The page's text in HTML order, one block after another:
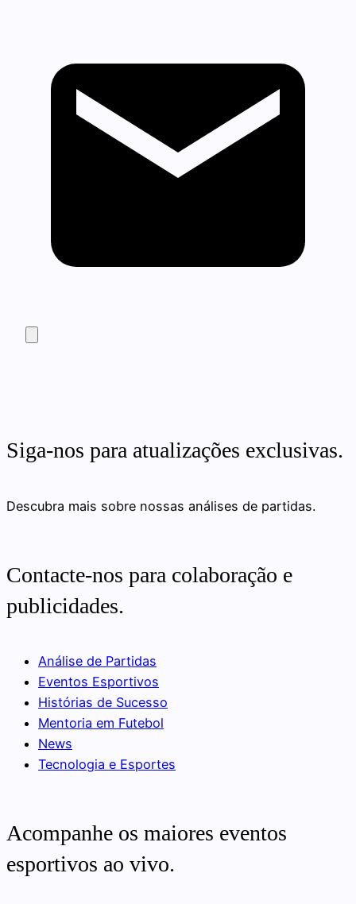
Siga-nos para atualizações exclusivas.
Descubra mais sobre nossas análises de partidas.
Contacte-nos para colaboração e
publicidades.
Análise de Partidas
Eventos Esportivos
Histórias de Sucesso
Mentoria em Futebol
News
Tecnologia e Esportes
Acompanhe os maiores eventos
esportivos ao vivo.